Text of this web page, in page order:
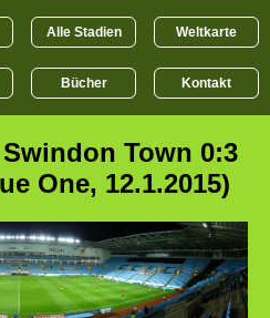
Alle Stadien Weltkarte
Bücher Kontakt
Town 0:3
One, 12.1.2015)